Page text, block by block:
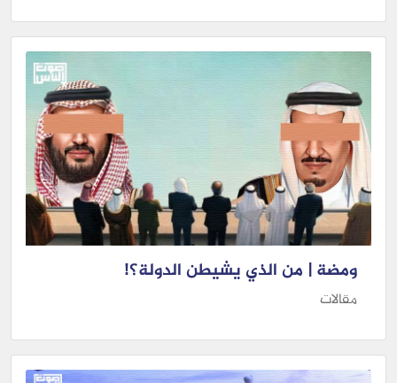
ومضة | من الذي يشيطن الدولة؟!
مقالات